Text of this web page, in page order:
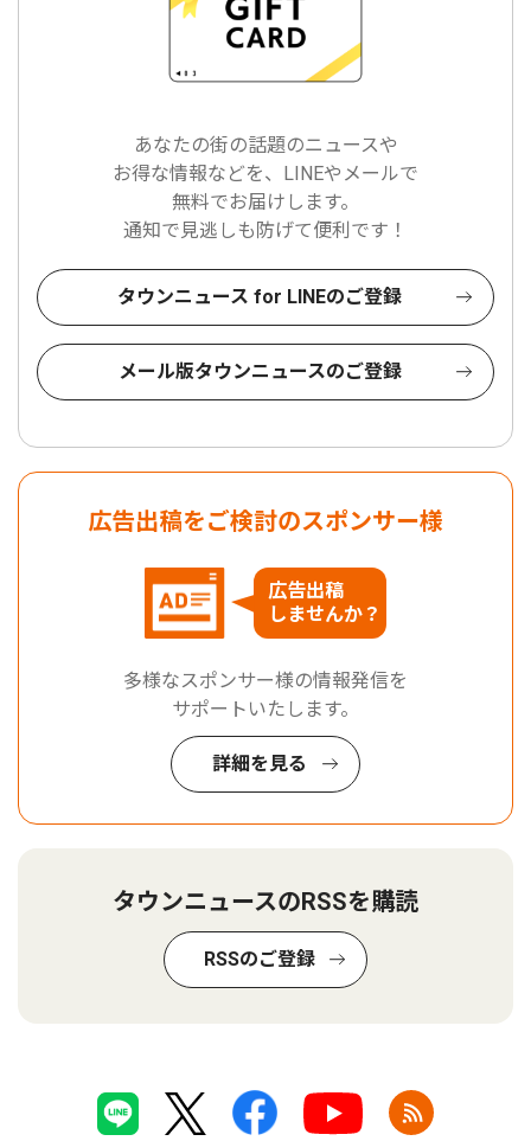
あなたの街の話題のニュースや
お得な情報などを、LINEやメールで
無料でお届けします。
通知で見逃しも防げて便利です！
タウンニュース for LINEのご登録
メール版タウンニュースのご登録
広告出稿をご検討のスポンサー様
広告出稿
しませんか？
多様なスポンサー様の情報発信を
サポートいたします。
詳細を見る
タウンニュースのRSSを購読
RSSのご登録